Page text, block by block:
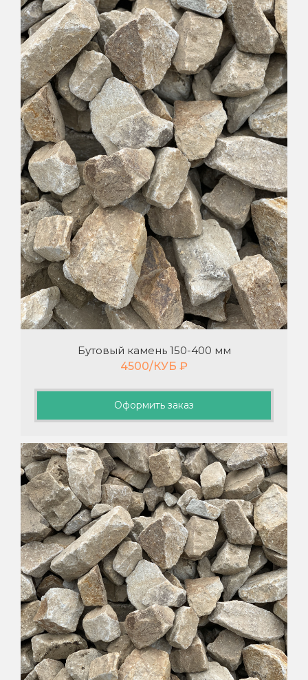
Бутовый камень 150-400 мм
4500/КУБ ₽
Оформить заказ